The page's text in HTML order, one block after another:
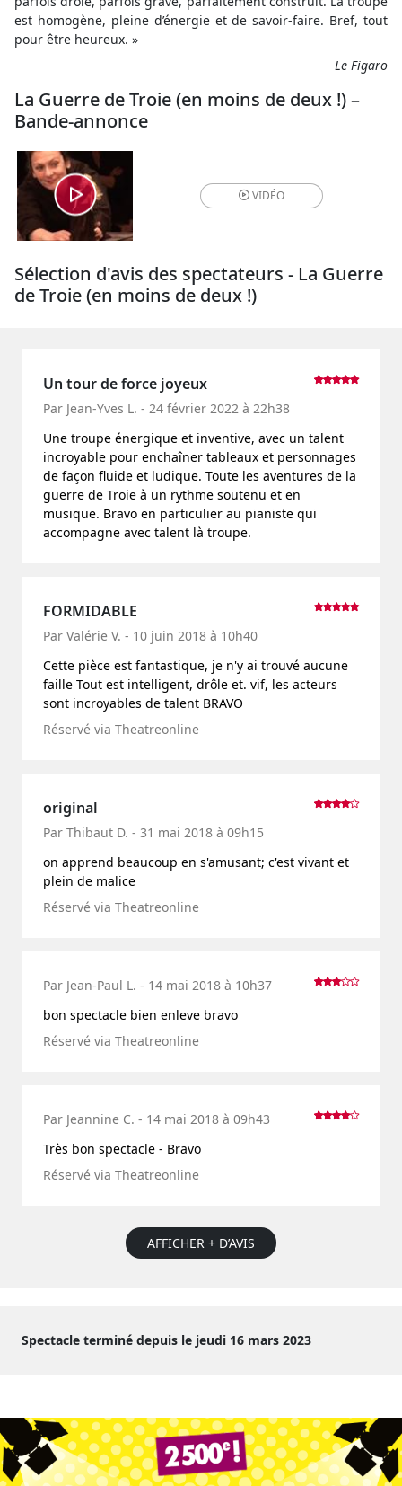
est homogène, pleine d’énergie et de savoir-faire. Bref, tout
pour être heureux. »
Le Figaro
La Guerre de Troie (en moins de deux !) –
Bande-annonce
VIDÉO
Sélection d'avis des spectateurs - La Guerre
de Troie (en moins de deux !)
Un tour de force joyeux
Par Jean-Yves L. - 24 février 2022 à 22h38
Une troupe énergique et inventive, avec un talent
incroyable pour enchaîner tableaux et personnages
de façon fluide et ludique. Toute les aventures de la
guerre de Troie à un rythme soutenu et en
musique. Bravo en particulier au pianiste qui
accompagne avec talent là troupe.
FORMIDABLE
Par Valérie V. - 10 juin 2018 à 10h40
Cette pièce est fantastique, je n'y ai trouvé aucune
faille Tout est intelligent, drôle et. vif, les acteurs
sont incroyables de talent BRAVO
Réservé via Theatreonline
original
Par Thibaut D. - 31 mai 2018 à 09h15
on apprend beaucoup en s'amusant; c'est vivant et
plein de malice
Réservé via Theatreonline
Par Jean-Paul L. - 14 mai 2018 à 10h37
bon spectacle bien enleve bravo
Réservé via Theatreonline
Par Jeannine C. - 14 mai 2018 à 09h43
Très bon spectacle - Bravo
Réservé via Theatreonline
AFFICHER + D’AVIS
Spectacle terminé depuis le jeudi 16 mars 2023